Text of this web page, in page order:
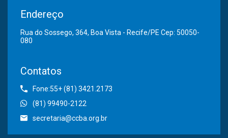
Endereço
Rua do Sossego, 364, Boa Vista - Recife/PE Cep: 50050-
080
Contatos
Fone:55+ (81) 3421.2173
(81) 99490-2122
secretaria@ccba.org.br